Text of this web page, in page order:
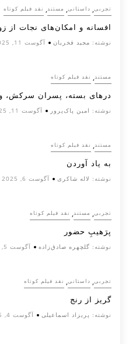
تجربی, داستانی, مستند, نقد فیلم کوتاه
افسانه‌ و امکان‌های نجات از
نوشته: مجید فخریان آگوست 11, 2025
مستند, نقد فیلم کوتاه
درهای بسته، پسران سرکش،
نوشته: امین پاک‌پرور آگوست 11, 2025
مستند, نقد فیلم کوتاه
به یاد آوردن
نوشته: لاله شاکری آگوست 6, 2025
تجربی, مستند, نقد فیلم کوتاه
پرَهیب‌ِ حضور
نوشته: گلچهره صادق‌زاده آگوست 5, 2025
تجربی, داستانی, نقد فیلم کوتاه
گریز از رنج
نوشته: پریزاد اسماعیلی آگوست 4, 2025